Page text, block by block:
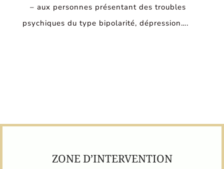
– aux personnes présentant des troubles
psychiques du type bipolarité, dépression….
ZONE D’INTERVENTION